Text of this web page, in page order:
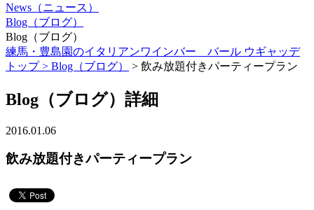
News（ニュース）
Blog（ブログ）
Blog（ブログ）
練馬・豊島園のイタリアンワインバー バール ウギャッデ
トップ > Blog（ブログ） > 飲み放題付きパーティープラン
Blog（ブログ）詳細
2016.01.06
飲み放題付きパーティープラン